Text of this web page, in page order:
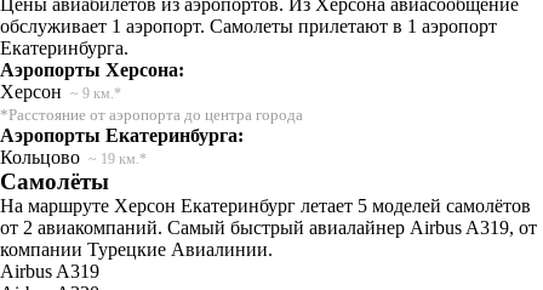
обслуживает 1 аэропорт. Самолеты прилетают в 1 аэропорт
Екатеринбурга.
Аэропорты Херсона:
Херсон ~ 9 км.*
*Расстояние от аэропорта до центра города
Аэропорты Екатеринбурга:
Кольцово ~ 19 км.*
Самолёты
На маршруте Херсон Екатеринбург летает 5 моделей самолётов
от 2 авиакомпаний. Самый быстрый авиалайнер Airbus A319, от
компании Турецкие Авиалинии.
Airbus A319